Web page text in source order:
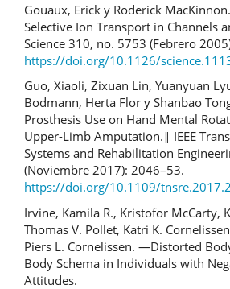
Gouaux, Erick y Roderick
Selective Ion Transport in Channels
Science 310, no. 5753 (Febrero
https://doi.org/10.1126/
Guo, Xiaoli, Zixuan Lin, Yuanyuan
Bodmann, Herta Flor y Shanbao
Prosthesis Use on Hand Mental
Upper-Limb Amputation.‖ IEEE
Systems and Rehabilitation
(Noviembre 2017): 2046–53.
https://doi.org/10.1109/
Irvine, Kamila R., Kristofor McCarty,
Thomas V. Pollet, Katri K.
Piers L. Cornelissen. ―Distorted
Body Schema in Individuals with
Attitudes.